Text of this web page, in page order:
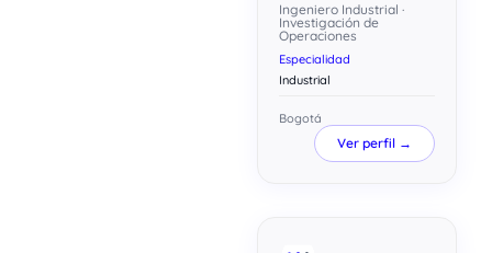
Ingeniero Industrial ·
Investigación de
Operaciones
Especialidad
Industrial
Bogotá
Ver perfil →